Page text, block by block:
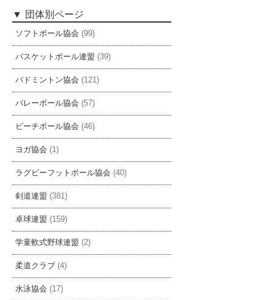
団体別ページ
ソフトボール協会 (99)
バスケットボール連盟 (39)
バドミントン協会 (121)
バレーボール協会 (57)
ビーチボール協会 (46)
ヨガ協会 (1)
ラグビーフットボール協会 (40)
剣道連盟 (381)
卓球連盟 (159)
学童軟式野球連盟 (2)
柔道クラブ (4)
水泳協会 (17)